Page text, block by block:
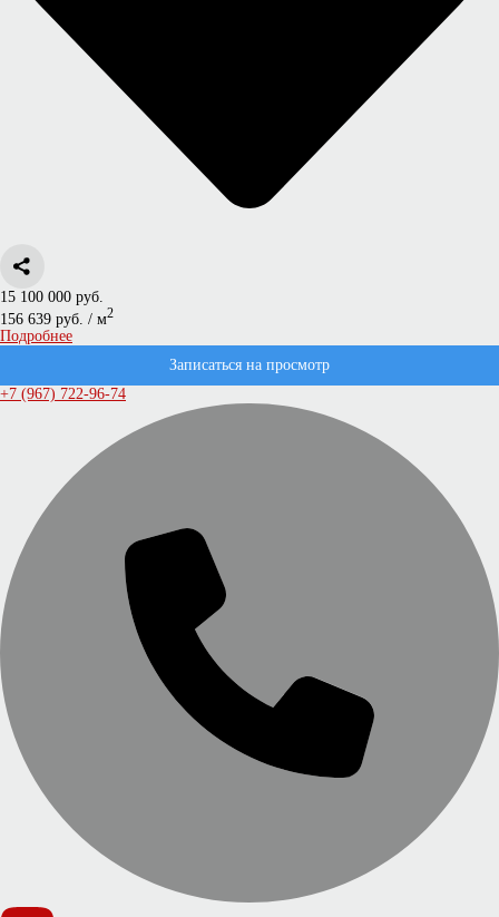
15 100 000 руб.
156 639 руб. / м2
Подробнее
Записаться на просмотр
+7 (967) 722-96-74